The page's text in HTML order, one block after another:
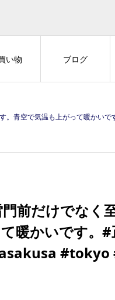
い物 ブログ
も上がって暖かいです。#正しく恐れ
前だけでなく
暖かいです。